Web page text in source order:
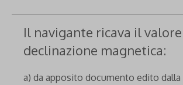
Il navigante ricava il
declinazione magnetica:
a) da apposito documento edito dalla